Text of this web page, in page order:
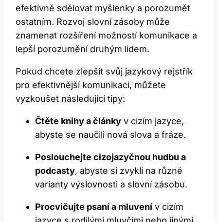
efektivně sdělovat myšlenky a porozumět
ostatním. Rozvoj slovní zásoby může
znamenat rozšíření možností komunikace a
lepší porozumění druhým lidem.
Pokud chcete zlepšit svůj jazykový rejstřík
pro efektivnější komunikaci, můžete
vyzkoušet následující tipy:
Čtěte knihy a články v cizím jazyce,
abyste se naučili nová slova a fráze.
Poslouchejte cizojazyčnou hudbu a
podcasty, abyste si zvykli na různé
varianty výslovnosti a slovní zásobu.
Procvičujte psaní a mluvení v cizím